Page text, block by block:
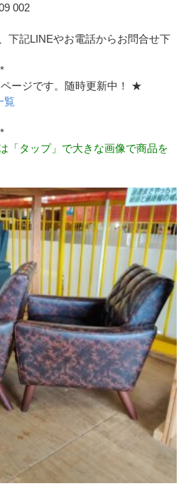
002
下記LINEやお電話からお問合せ下
ージです。随時更新中！ ★
覧
「タップ」で大きな画像で商品を